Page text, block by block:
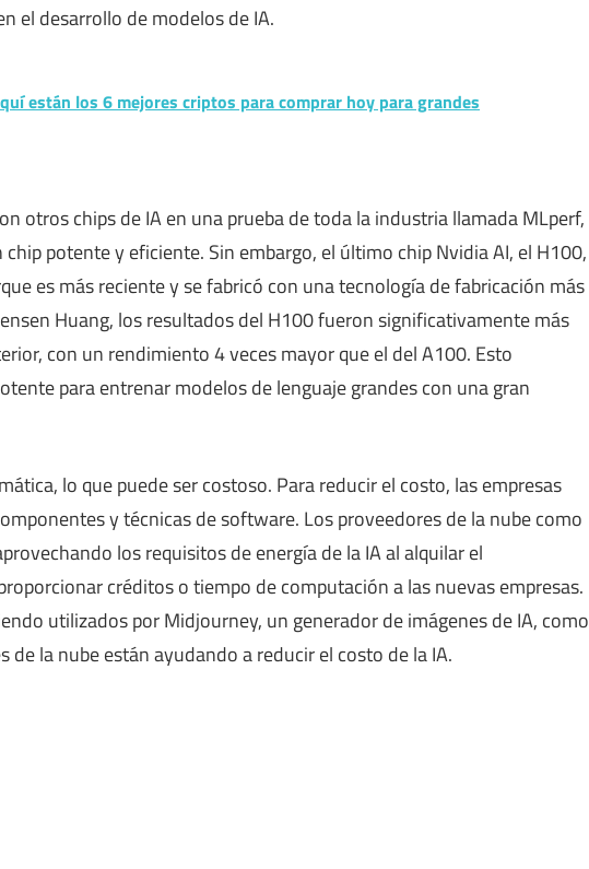
el desarrollo de modelos de IA.
están los 6 mejores criptos para comprar hoy para grandes
otros chips de IA en una prueba de toda la industria llamada MLperf,
potente y eficiente. Sin embargo, el último chip Nvidia AI, el H100,
es más reciente y se fabricó con una tecnología de fabricación más
Huang, los resultados del H100 fueron significativamente más
con un rendimiento 4 veces mayor que el del A100. Esto
para entrenar modelos de lenguaje grandes con una gran
lo que puede ser costoso. Para reducir el costo, las empresas
y técnicas de software. Los proveedores de la nube como
los requisitos de energía de la IA al alquilar el
créditos o tiempo de computación a las nuevas empresas.
utilizados por Midjourney, un generador de imágenes de IA, como
la nube están ayudando a reducir el costo de la IA.